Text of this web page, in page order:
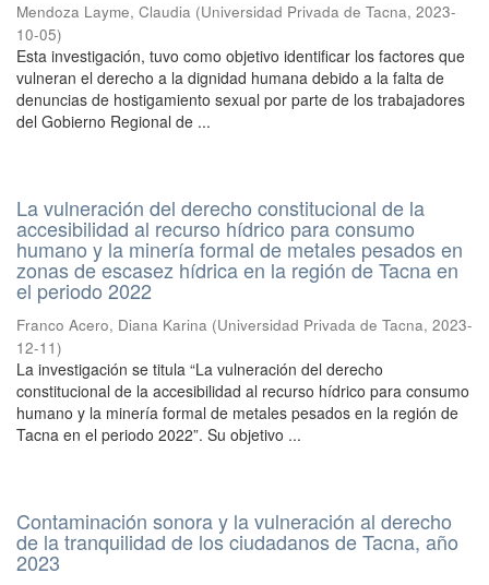
Mendoza Layme, Claudia (Universidad Privada de Tacna, 2023-
10-05)
Esta investigación, tuvo como objetivo identificar los factores que
vulneran el derecho a la dignidad humana debido a la falta de
denuncias de hostigamiento sexual por parte de los trabajadores
del Gobierno Regional de ...
La vulneración del derecho constitucional de la
accesibilidad al recurso hídrico para consumo
humano y la minería formal de metales pesados en
zonas de escasez hídrica en la región de Tacna en
el periodo 2022
Franco Acero, Diana Karina (Universidad Privada de Tacna, 2023-
12-11)
La investigación se titula “La vulneración del derecho
constitucional de la accesibilidad al recurso hídrico para consumo
humano y la minería formal de metales pesados en la región de
Tacna en el periodo 2022”. Su objetivo ...
Contaminación sonora y la vulneración al derecho
de la tranquilidad de los ciudadanos de Tacna, año
2023